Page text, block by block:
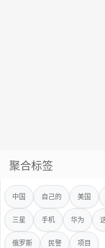
聚合标签
中国 自己的 美国
三星 手机 华为
俄罗斯 民警 项目